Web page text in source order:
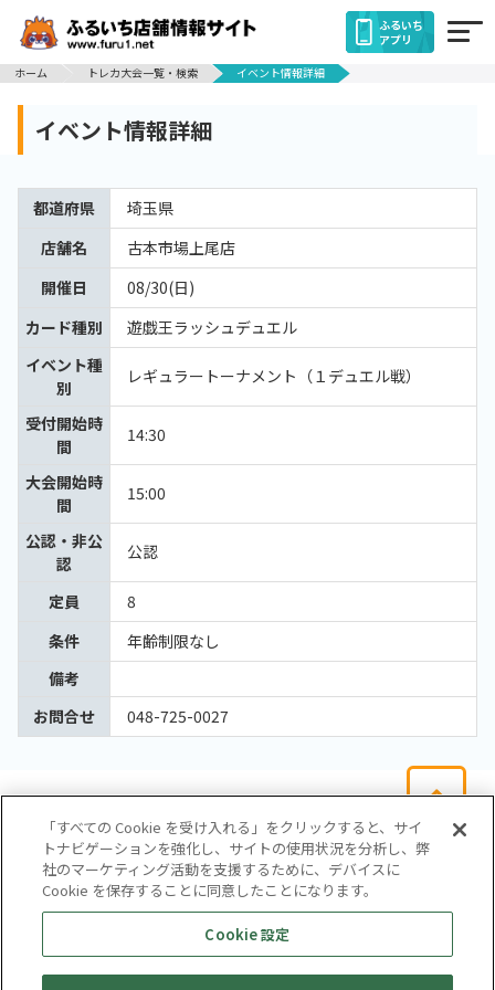
ふるいち
アプリ
ホーム
トレカ大会一覧・検索 イベント情報詳細
イベント情報詳細
都道府県
埼玉県
店舗名
古本市場上尾店
開催日
08/30(日)
カード種別
遊戯王ラッシュデュエル
イベント種
別
レギュラートーナメント（１デュエル戦）
受付開始時
間
14:30
大会開始時
間
15:00
公認・非公
認
公認
定員
8
条件
年齢制限なし
備考
お問合せ
048-725-0027
会社概要
サイトマップ
お問い合わせ
個人情報保護方針
株式会社テイツー
「すべての Cookie を受け入れる」をクリックすると、サイ
トナビゲーションを強化し、サイトの使用状況を分析し、弊
社のマーケティング活動を支援するために、デバイスに
Cookie を保存することに同意したことになります。
Cookie 設定